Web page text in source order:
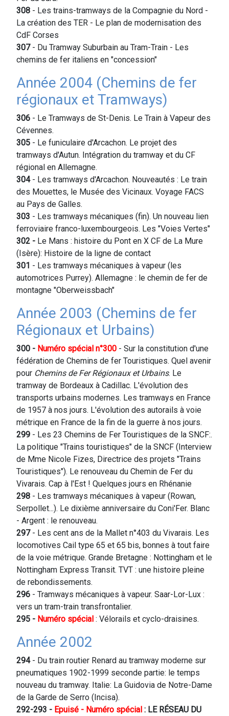
308 - Les trains-tramways de la Compagnie du Nord -
La création des TER - Le plan de modernisation des
CdF Corses
307- Du Tramway Suburbain au Tram-Train - Les
chemins de fer italiens en "concession"
Année 2004 (Chemins de fer
régionaux et Tramways)
306 - Le Tramways de St-Denis. Le Train à Vapeur des
Cévennes.
305 - Le funiculaire d'Arcachon. Le projet des
tramways d'Autun. Intégration du tramway et du CF
régional en Allemagne.
304- Les tramways d'Arcachon. Nouveautés : Le train
des Mouettes, le Musée des Vicinaux. Voyage FACS
au Pays de Galles.
303 - Les tramways mécaniques (fin). Un nouveau lien
ferroviaire franco-luxembourgeois. Les "Voies Vertes"
302 - Le Mans : histoire du Pont en X CF de La Mure
(Isère): Histoire de la ligne de contact
301 - Les tramways mécaniques à vapeur (les
automotrices Purrey). Allemagne : le chemin de fer de
montagne "Oberweissbach"
Année 2003 (Chemins de fer
Régionaux et Urbains)
300 - Numéro spécial n°300 - Sur la constitution d'une
fédération de Chemins de fer Touristiques. Quel avenir
pour Chemins de Fer Régionaux et Urbains. Le
tramway de Bordeaux à Cadillac. L'évolution des
transports urbains modernes. Les tramways en France
de 1957 à nos jours. L'évolution des autorails à voie
métrique en France de la fin de la guerre à nos jours.
299 - Les 23 Chemins de Fer Touristiques de la SNCF:.
La politique "Trains touristiques" de la SNCF (Interview
de Mme Nicole Fizes, Directrice des projets "Trains
Touristiques"). Le renouveau du Chemin de Fer du
Vivarais. Cap à l'Est ! Quelques jours en Rhénanie
298 - Les tramways mécaniques à vapeur (Rowan,
Serpollet...). Le dixième anniversaire du Coni'Fer. Blanc
- Argent : le renouveau.
297- Les cent ans de la Mallet n°403 du Vivarais. Les
locomotives Cail type 65 et 65 bis, bonnes à tout faire
de la voie métrique. Grande Bretagne : Nottingham et le
Nottingham Express Transit. TVT : une histoire pleine
de rebondissements.
296 - Tramways mécaniques à vapeur. Saar-Lor-Lux :
vers un tram-train transfrontalier.
295 - Numéro spécial : Vélorails et cyclo-draisines.
Année 2002
294- Du train routier Renard au tramway moderne sur
pneumatiques 1902-1999 seconde partie: le temps
nouveau du tramway. Italie: La Guidovia de Notre-Dame
de la Garde de Serro (Incisa).
292-293 - Epuisé - Numéro spécial : LE RÉSEAU DU